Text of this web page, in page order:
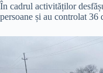
În cadrul activităților
persoane și au controlat 36